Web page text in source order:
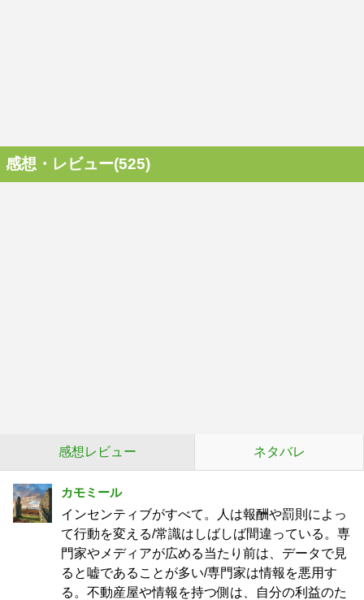
感想・レビュー(525)
感想レビュー ネタバレ
カモミール
インセンティブがすべて。人は報酬や罰則によっ
て行動を変える/常識はしばしば間違っている。専
門家やメディアが広める当たり前は、データで見
ると嘘であることが多い/専門家は情報を悪用す
る。不動産屋や情報を持つ側は、自分の利益のた